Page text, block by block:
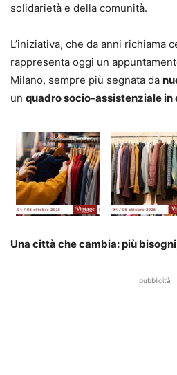
solidarietà e della comunità.
L’iniziativa, che da anni richiama
rappresenta oggi un
Milano, sempre più segnata da
un quadro socio-assistenziale
Una città che cambia: più
pubblicità